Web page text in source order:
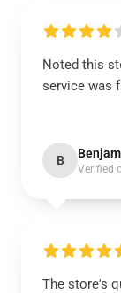
Noted this
service was
B
Verified
The store's